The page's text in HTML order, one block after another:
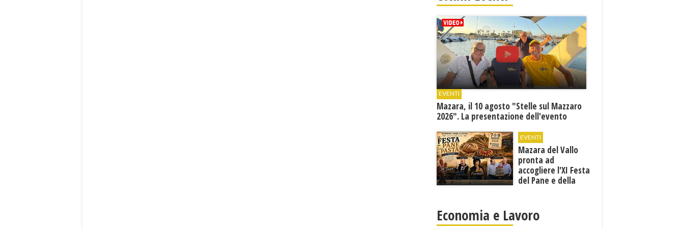
EVENTI
Mazara, il 10 agosto "Stelle sul Mazzaro
2026". La presentazione dell'evento
EVENTI
Mazara del Vallo
pronta ad
accogliere l'XI Festa
del Pane e della
Economia e Lavoro